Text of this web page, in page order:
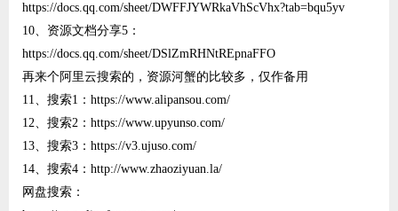
https://docs.qq.com/sheet/DWFFJYWRkaVhScVhx?tab=bqu5yv
10、资源文档分享5：
https://docs.qq.com/sheet/DSlZmRHNtREpnaFFO
再来个阿里云搜索的，资源河蟹的比较多，仅作备用
11、搜索1：https://www.alipansou.com/
12、搜索2：https://www.upyunso.com/
13、搜索3：https://v3.ujuso.com/
14、搜索4：http://www.zhaoziyuan.la/
网盘搜索：